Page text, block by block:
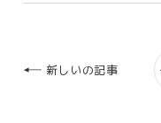
新しいの記事